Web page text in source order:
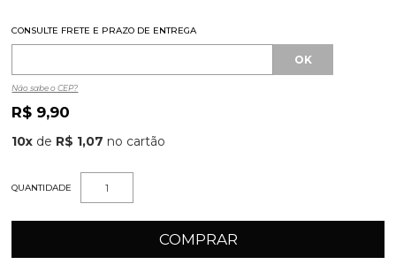
CONSULTE FRETE E PRAZO DE ENTREGA
Não sabe o CEP?
R$ 9,90
10x de R$ 1,07
QUANTIDADE
COMPRAR